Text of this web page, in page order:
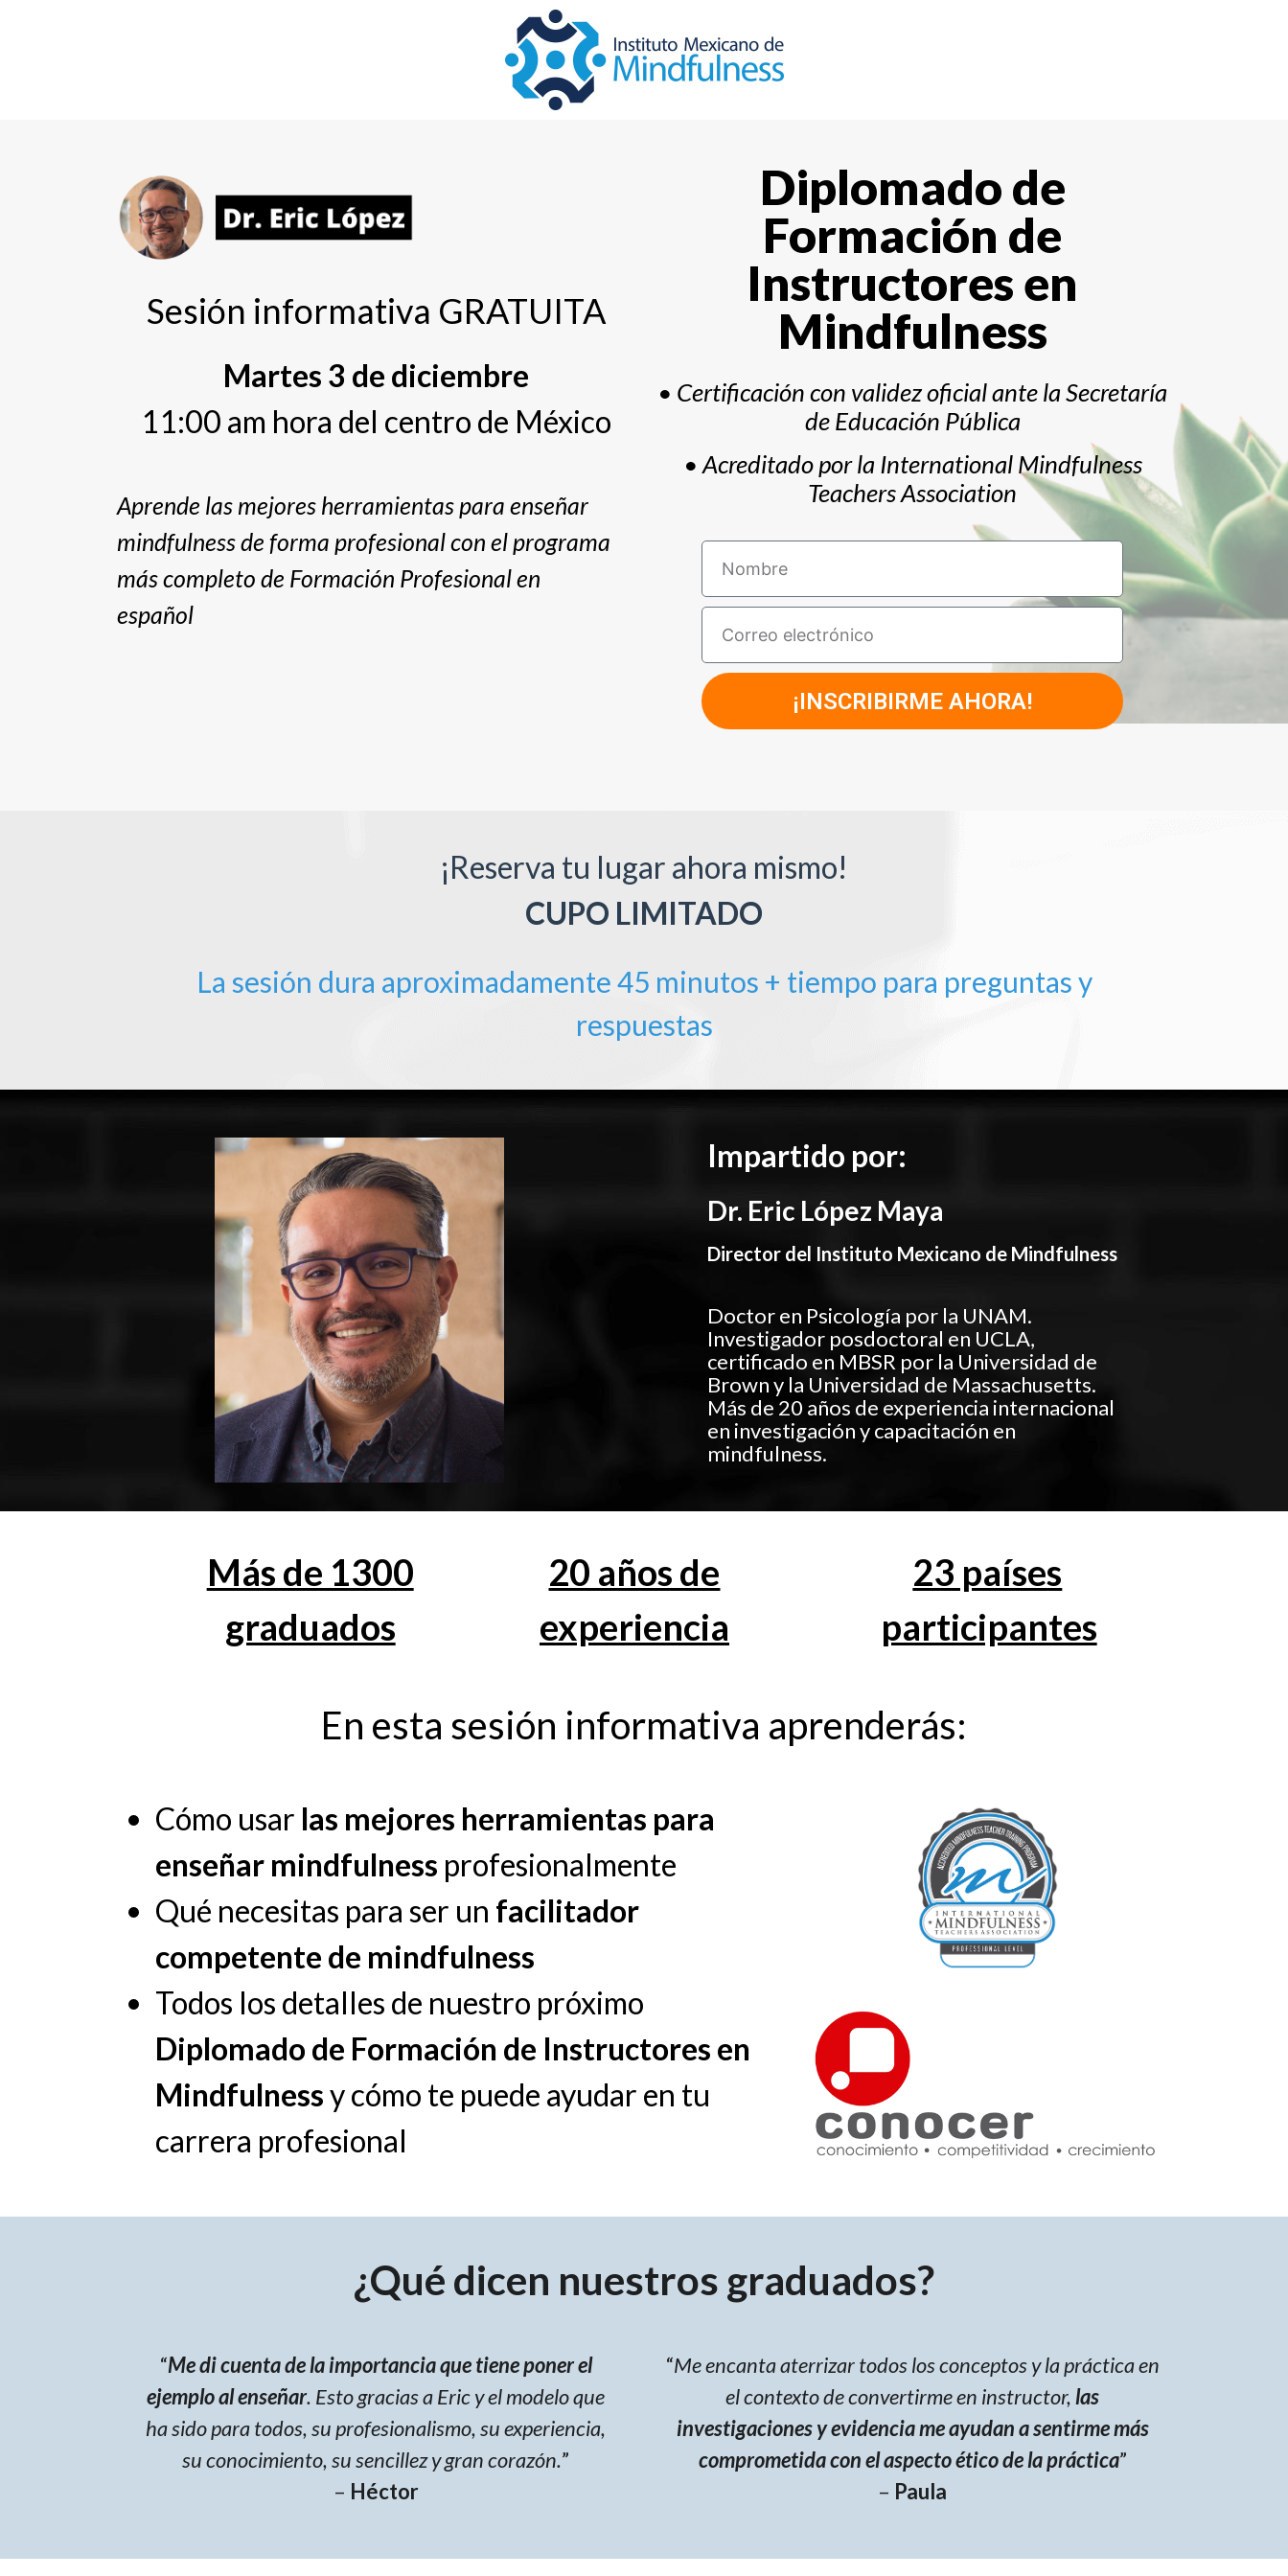
Sesión informativa GRATUITA
Martes 3 de diciembre
11:00 am hora del centro de México
Aprende las mejores herramientas para enseñar
mindfulness de forma profesional con el programa
más completo de Formación Profesional en
español
Diplomado de
Formación de
Instructores en
Mindfulness
• Certificación con validez oficial ante laSecretaría
de Educación Pública
• Acreditado por la International Mindfulness
Teachers Association
¡INSCRIBIRME AHORA!
¡Reserva tu lugar ahora mismo!
CUPO LIMITADO
La sesión dura aproximadamente 45 minutos + tiempo para preguntas y
respuestas
Impartido por:
Dr. Eric López Maya
Director del Instituto Mexicano de Mindfulness
Doctor en Psicología por la UNAM.
Investigador posdoctoral en UCLA,
certificado en MBSR por la Universidad de
Brown y la Universidad de Massachusetts.
Más de 20 años de experiencia internacional
en investigación y capacitación en
mindfulness.
Más de 1300
graduados
20 años de
experiencia
23 países
participantes
En esta sesión informativa aprenderás:
Cómo usar las mejores herramientas para
enseñar mindfulness profesionalmente
Qué necesitas para ser un facilitador
competente de mindfulness
Todos los detalles de nuestro próximo
Diplomado de Formación de Instructores en
Mindfulnessy cómo te puede ayudar en tu
carrera profesional
¿Qué dicen nuestros graduados?
“Me di cuenta de la importancia que tiene poner el
ejemplo al enseñar. Esto gracias a Eric y el modelo que
ha sido para todos, su profesionalismo, su experiencia,
su conocimiento, su sencillez y gran corazón.”
– Héctor
“Me encanta aterrizar todos los conceptos y la práctica en
el contexto de convertirme en instructor, las
investigaciones y evidencia me ayudan a sentirme más
comprometida con el aspecto ético de la práctica”
– Paula